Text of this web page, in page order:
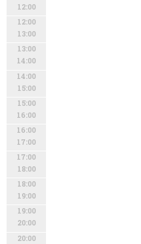
12:00
12:00
13:00
13:00
14:00
14:00
15:00
15:00
16:00
16:00
17:00
17:00
18:00
18:00
19:00
19:00
20:00
20:00